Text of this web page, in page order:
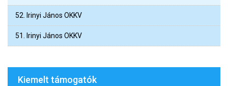
52. Irinyi János OKKV
51. Irinyi János OKKV
Kiemelt támogatók